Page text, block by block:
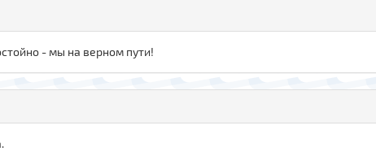
- мы на верном пути!